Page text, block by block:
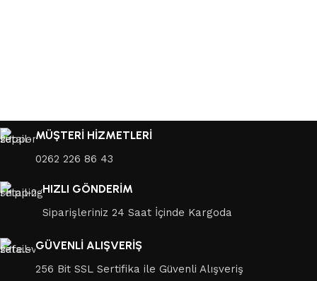
MÜŞTERİ HİZMETLERİ
0262 226 86 43
HIZLI GÖNDERİM
Siparişleriniz 24 Saat İçinde Kargoda
GÜVENLİ ALIŞVERİŞ
256 Bit SSL Sertifika ile Güvenli Alışveriş